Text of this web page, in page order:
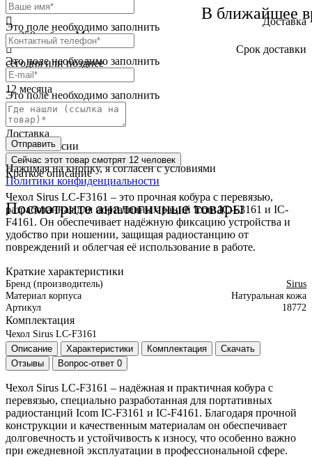
Это поле необходимо заполнить
Это поле необходимо заполнить
Это поле необходимо заполнить
Отправить
Нажимая на кнопку, я согласен с условиями
Политики конфиденциальности
Посмотрите аналогичные товары
В ближайшее
бесплатно
Доставка
от 250 руб. по Москве
Cрок доставки
сегодня или позднее
Гарантия
12 месяца
Обмен и возврат
2 недели
Доставка
по всей России
Сейчас этот товар смотрят 12 человек
Краткое описание
Чехол Sirus LC-F3161 – это прочная кобура с перевязью,
разработанная для портативных раций Icom IC-F3161 и IC-
F4161. Он обеспечивает надёжную фиксацию устройства и
удобство при ношении, защищая радиостанцию от
повреждений и облегчая её использование в работе.
Краткие характеристики
Бренд (производитель)
Sirus
Материал корпуса
Натуральная кожа
Артикул
18772
Комплектация
Чехол Sirus LC-F3161
Описание
Характеристики Комплектация
Скачать
Отзывы
Вопрос-ответ 0
Чехол Sirus LC-F3161 – надёжная и практичная кобура с
перевязью, специально разработанная для портативных
радиостанций Icom IC-F3161 и IC-F4161. Благодаря прочной
конструкции и качественным материалам он обеспечивает
долговечность и устойчивость к износу, что особенно важно
при ежедневной эксплуатации в профессиональной сфере.